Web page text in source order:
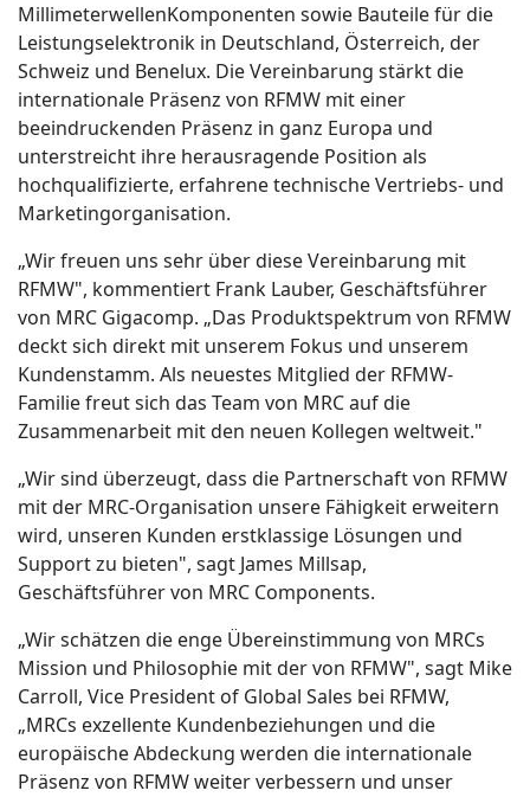
MillimeterwellenKomponenten sowie Bauteile für die
Leistungselektronik in Deutschland, Österreich, der
Schweiz und Benelux. Die Vereinbarung stärkt die
internationale Präsenz von RFMW mit einer
beeindruckenden Präsenz in ganz Europa und
unterstreicht ihre herausragende Position als
hochqualifizierte, erfahrene technische Vertriebs- und
Marketingorganisation.
„Wir freuen uns sehr über diese Vereinbarung mit
RFMW", kommentiert Frank Lauber, Geschäftsführer
von MRC Gigacomp. „Das Produktspektrum von RFMW
deckt sich direkt mit unserem Fokus und unserem
Kundenstamm. Als neuestes Mitglied der RFMW-
Familie freut sich das Team von MRC auf die
Zusammenarbeit mit den neuen Kollegen weltweit."
„Wir sind überzeugt, dass die Partnerschaft von RFMW
mit der MRC-Organisation unsere Fähigkeit erweitern
wird, unseren Kunden erstklassige Lösungen und
Support zu bieten", sagt James Millsap,
Geschäftsführer von MRC Components.
„Wir schätzen die enge Übereinstimmung von MRCs
Mission und Philosophie mit der von RFMW", sagt Mike
Carroll, Vice President of Global Sales bei RFMW,
„MRCs exzellente Kundenbeziehungen und die
europäische Abdeckung werden die internationale
Präsenz von RFMW weiter verbessern und unser